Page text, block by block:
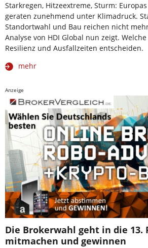
Starkregen, Hitzeextreme, Sturm:
geraten zunehmend unter Klimadruck.
Standortwahl und Bau reichen nicht
Analyse von HDI Global nun zeigt.
Resilienz und Ausfallzeiten entscheiden.
mehr
Anzeige
Die Brokerwahl geht in die 13.
mitmachen und gewinnen